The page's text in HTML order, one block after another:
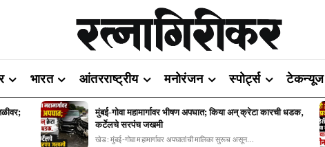
भारत आंतरराष्ट्रीय मनोरंजन स्पोर्ट्स टेकन्यूज
मुंबई-गोवा महामार्गावर भीषण अपघात; किया अन् क्रेटा कारची धडक,
कर्टेलचे सरपंच जखमी
खेड: मुंबई-गोवा महामार्गावर अपघातांची मालिका सुरूच असून...